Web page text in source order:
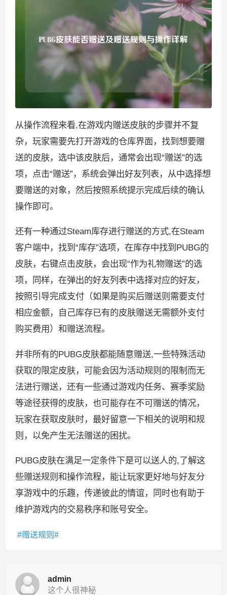
从操作流程来看,在游戏内赠送皮肤的步骤并不复
杂，玩家需要先打开游戏的仓库界面，找到想要赠
送的皮肤，选中该皮肤后，通常会出现“赠送”的选
项，点击“赠送”，系统会弹出好友列表，从中选择想
要赠送的对象，然后按照系统提示完成后续的确认
操作即可。
还有一种通过Steam库存进行赠送的方式,在Steam
客户端中，找到“库存”选项，在库存中找到PUBG的
皮肤，右键点击皮肤，会出现“作为礼物赠送”的选
项，同样，在弹出的好友列表中选择对应的好友，
按照引导完成支付（如果是购买后赠送则需要支付
相应金额，自己库存已有的皮肤赠送无需额外支付
购买费用）和赠送流程。
并非所有的PUBG皮肤都能随意赠送,一些特殊活动
获取的限定皮肤，可能会因为活动规则的限制而无
法进行赠送，还有一些通过游戏内任务、赛季奖励
等途径获得的皮肤，也可能存在不可赠送的情况，
玩家在获取皮肤时，最好留意一下相关的说明和规
则，以免产生无法赠送的困扰。
PUBG皮肤在满足一定条件下是可以送人的,了解这
些赠送规则和操作流程，能让玩家更好地与好友分
享游戏中的乐趣，传递彼此的情谊，同时也有助于
维护游戏内的交易秩序和账号安全。
赠送规则
admin
这个人很神秘